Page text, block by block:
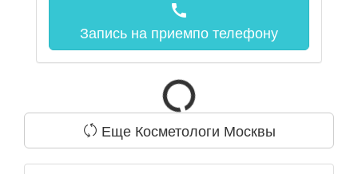
call
Запись на приемпо телефону
Еще Косметологи Москвы